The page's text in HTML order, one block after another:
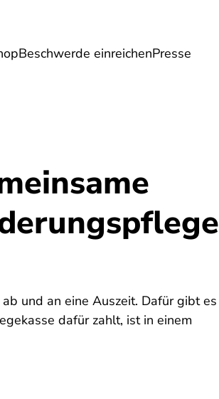
Beschwerde einreichenPresse
Reise Verträge
und an eine Auszeit. Dafür gibt es
dafür zahlt, ist in einem